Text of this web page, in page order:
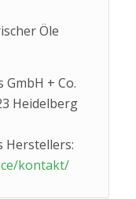
Öle
GmbH + Co.
Heidelberg
Herstellers:
kontakt/